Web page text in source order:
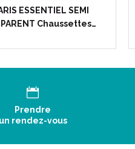
ESSENTIEL SEMI
Chaussettes…
Prendre
un rendez-vous